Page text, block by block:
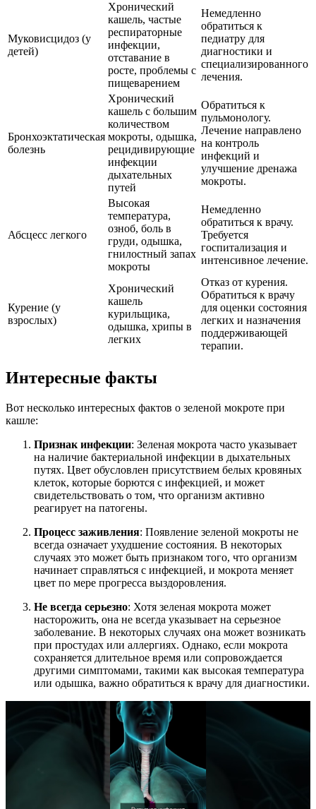
Муковисцидоз (у
детей)
Хронический
кашель, частые
респираторные
инфекции,
отставание в
росте, проблемы с
пищеварением
Немедленно
обратиться к
педиатру для
диагностики и
специализированного
лечения.
Бронхоэктатическая
болезнь
Хронический
кашель с большим
количеством
мокроты, одышка,
рецидивирующие
инфекции
дыхательных
путей
Обратиться к
пульмонологу.
Лечение направлено
на контроль
инфекций и
улучшение дренажа
мокроты.
Абсцесс легкого
Высокая
температура,
озноб, боль в
груди, одышка,
гнилостный запах
мокроты
Немедленно
обратиться к врачу.
Требуется
госпитализация и
интенсивное лечение.
Курение (у
взрослых)
Хронический
кашель
курильщика,
одышка, хрипы в
легких
Отказ от курения.
Обратиться к врачу
для оценки состояния
легких и назначения
поддерживающей
терапии.
Интересные факты
Вот несколько интересных фактов о зеленой мокроте при
кашле:
Признак инфекции: Зеленая мокрота часто указывает
на наличие бактериальной инфекции в дыхательных
путях. Цвет обусловлен присутствием белых кровяных
клеток, которые борются с инфекцией, и может
свидетельствовать о том, что организм активно
реагирует на патогены.
Процесс заживления: Появление зеленой мокроты не
всегда означает ухудшение состояния. В некоторых
случаях это может быть признаком того, что организм
начинает справляться с инфекцией, и мокрота меняет
цвет по мере прогресса выздоровления.
Не всегда серьезно: Хотя зеленая мокрота может
насторожить, она не всегда указывает на серьезное
заболевание. В некоторых случаях она может возникать
при простудах или аллергиях. Однако, если мокрота
сохраняется длительное время или сопровождается
другими симптомами, такими как высокая температура
или одышка, важно обратиться к врачу для диагностики.